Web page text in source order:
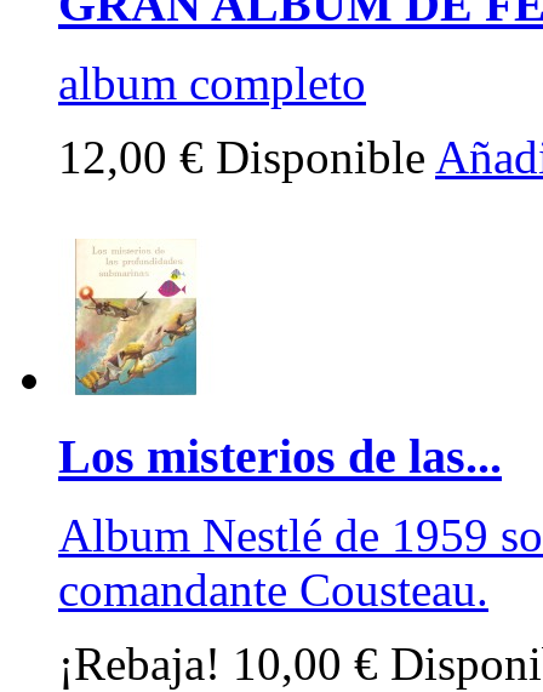
album completo
12,00 € Disponible
Los misterios de las...
Album Nestlé de 1959
comandante Cousteau.
¡Rebaja! 10,00 €